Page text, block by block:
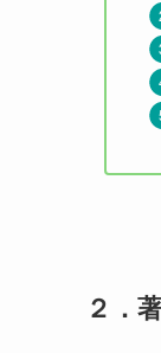
２．